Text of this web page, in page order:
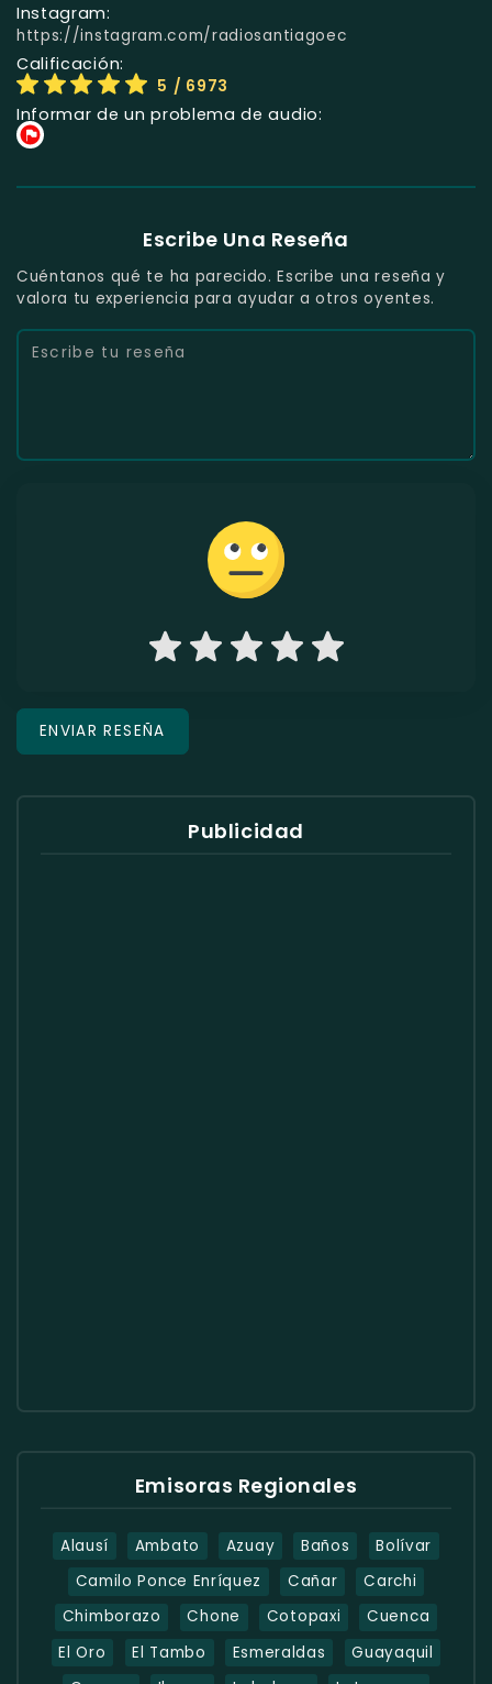
Instagram:
https://instagram.com/radiosantiagoec
Calificación:
5 / 6973
Informar de un problema de audio:
Escribe Una Reseña
Cuéntanos qué te ha parecido. Escribe una reseña y
valora tu experiencia para ayudar a otros oyentes.
Publicidad
Emisoras Regionales
Alausí Ambato Azuay Baños
Bolívar
Camilo Ponce Enríquez
Cañar
Carchi
Chimborazo
Chone Cotopaxi
Cuenca
El Oro
El Tambo Esmeraldas
Guayaquil